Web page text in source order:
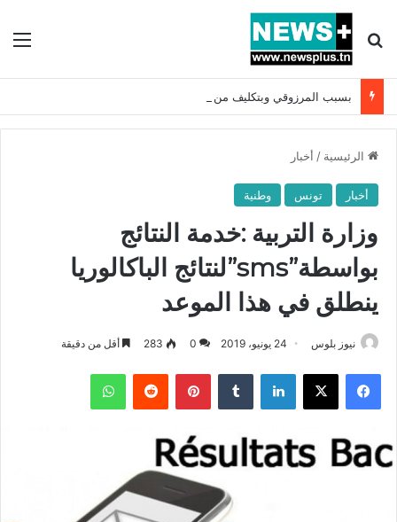
بحث عن
الرئيسية / أخبار
أخبار تونس وطنية
وزارة التربية :خدمة النتائج
بواسطة”sms”لنتائج الباكالوريا
ينطلق في هذا الموعد
نيوز بلوس 24 يونيو، 2019 0
283 أقل من دقيقة
فيسبوك X لينكدإن بينتيريست واتساب